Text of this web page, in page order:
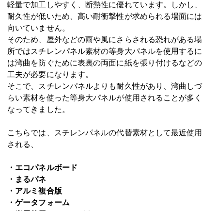
軽量で加工しやすく、断熱性に優れています。しかし、
耐久性が低いため、高い耐衝撃性が求められる場面には
向いていません。
そのため、屋外などの雨や風にさらされる恐れがある場
所ではスチレンパネル素材の等身大パネルを使用するに
は湾曲を防ぐために表裏の両面に紙を張り付けるなどの
工夫が必要になります。
そこで、スチレンパネルよりも耐久性があり、湾曲しづ
らい素材を使った等身大パネルが使用されることが多く
なってきました。
こちらでは、スチレンパネルの代替素材として最近使用
される、
・エコパネルボード
・まるパネ
・アルミ複合版
・ゲータフォーム